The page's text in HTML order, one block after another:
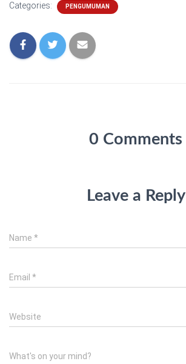
Categories: PENGUMUMAN
0 Comments
Leave a Reply
Name *
Email *
Website
What's on your mind?